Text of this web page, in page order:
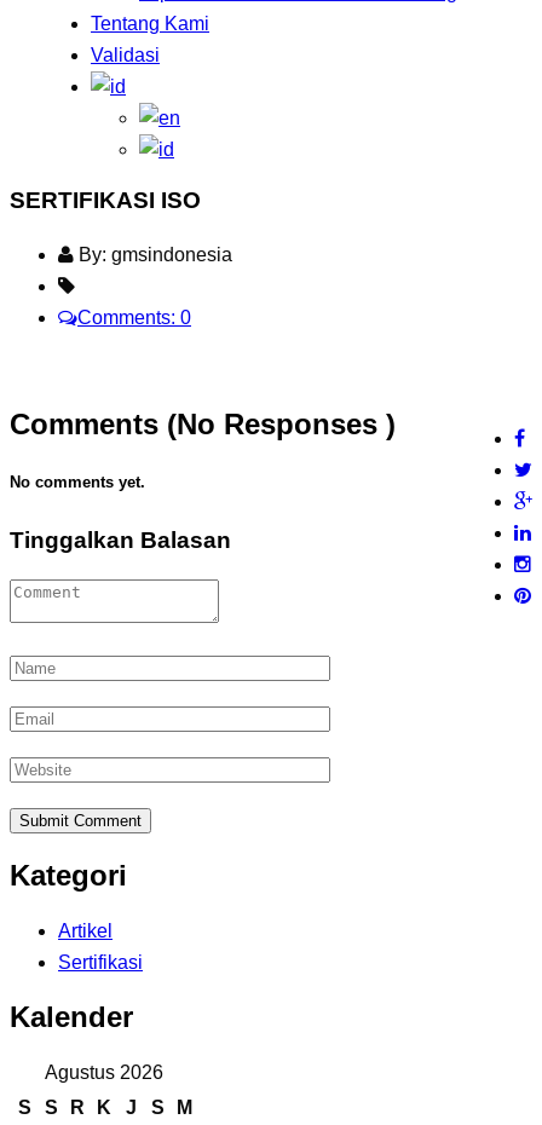
Tentang Kami
Validasi
SERTIFIKASI ISO
By: gmsindonesia
Comments: 0
Comments (No Responses )
No comments yet.
Tinggalkan Balasan
Kategori
Artikel
Sertifikasi
Kalender
Agustus 2026
S
S R K J S
M